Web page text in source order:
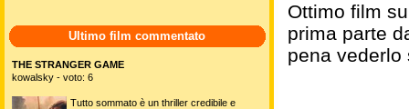
Ottimo film
prima parte
pena vederlo
Ultimo film commentato
THE STRANGER GAME
kowalsky - voto: 6
Tutto sommato è un thriller credibile e